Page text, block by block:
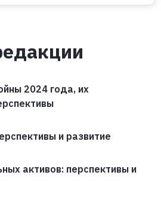
2024 года, их
и развитие
активов: перспективы и